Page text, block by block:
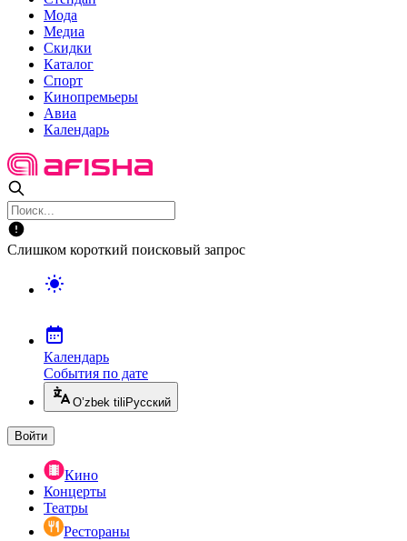
Мода
Медиа
Скидки
Каталог
Спорт
Кинопремьеры
Авиа
Календарь
Слишком короткий поисковый запрос
Календарь
События по дате
O’zbek tili Русский
Войти
Кино
Концерты
Театры
Рестораны